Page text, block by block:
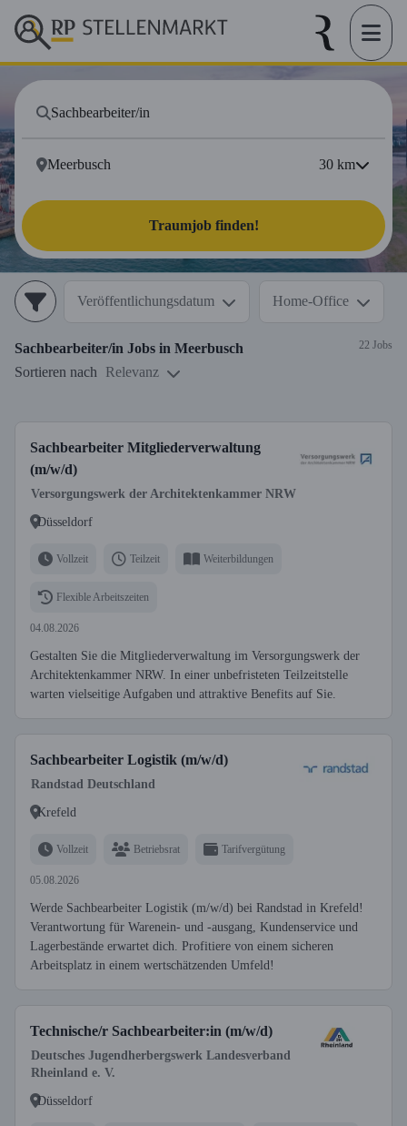
30 km
Traumjob finden!
Veröffentlichungsdatum Home-Office
Sachbearbeiter/in Jobs in Meerbusch 22 Jobs
Sortieren nach Relevanz
Sachbearbeiter Mitgliederverwaltung
(m/w/d)
Versorgungswerk der Architektenkammer NRW
Düsseldorf
Vollzeit Teilzeit Weiterbildungen
Flexible Arbeitszeiten
04.08.2026
Gestalten Sie die Mitgliederverwaltung im Versorgungswerk der
Architektenkammer NRW. In einer unbefristeten Teilzeitstelle
warten vielseitige Aufgaben und attraktive Benefits auf Sie.
Sachbearbeiter Logistik (m/w/d)
Randstad Deutschland
Krefeld
Vollzeit Betriebsrat Tarifvergütung
05.08.2026
Werde Sachbearbeiter Logistik (m/w/d) bei Randstad in Krefeld!
Verantwortung für Warenein- und -ausgang, Kundenservice und
Lagerbestände erwartet dich. Profitiere von einem sicheren
Arbeitsplatz in einem wertschätzenden Umfeld!
Technische/r Sachbearbeiter:in (m/w/d)
Deutsches Jugendherbergswerk Landesverband
Rheinland e. V.
Düsseldorf